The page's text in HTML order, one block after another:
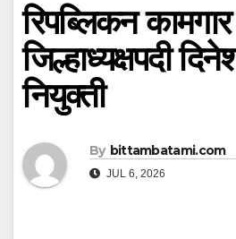
रिपब्लिकन
जिल्हाध्यक्षपदी
नियुक्ती
By bittambatami.com
JUL 6, 2026